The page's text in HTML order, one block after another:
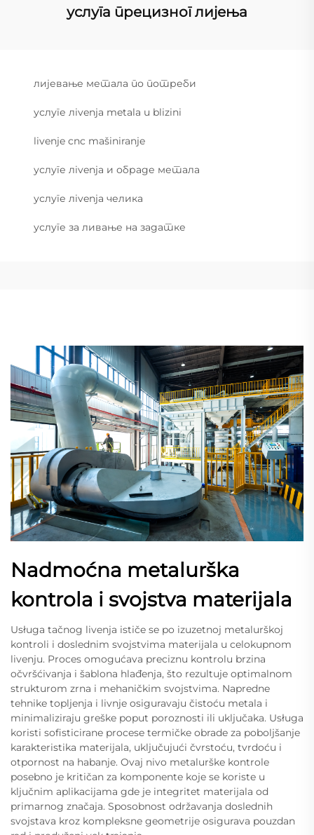
услуга прецизног лијења
лијевање метала по потреби
услуге лivenja metala u blizini
livenje cnc mašiniranje
услуге лivenja и обраде метала
услуге лivenja челика
услуге за ливање на задатке
Nadmoćna metalurška
kontrola i svojstva materijala
Usługa tačnog livenja ističe se po izuzetnoj metalurškoj
kontroli i doslednim svojstvima materijala u celokupnom
livenju. Proces omogućava preciznu kontrolu brzina
očvršćivanja i šablona hlađenja, što rezultuje optimalnom
strukturom zrna i mehaničkim svojstvima. Napredne
tehnike topljenja i livnje osiguravaju čistoću metala i
minimaliziraju greške poput poroznosti ili uključaka. Usługa
koristi sofisticirane procese termičke obrade za poboljšanje
karakteristika materijala, uključujući čvrstoću, tvrdoću i
otpornost na habanje. Ovaj nivo metalurške kontrole
posebno je kritičan za komponente koje se koriste u
ključnim aplikacijama gde je integritet materijala od
primarnog značaja. Sposobnost održavanja doslednih
svojstava kroz kompleksne geometrije osigurava pouzdan